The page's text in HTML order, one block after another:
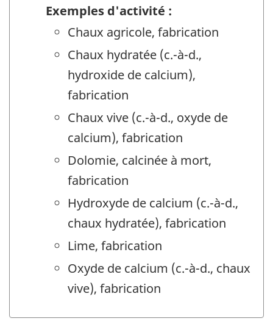
Exemples d'activité :
Chaux agricole, fabrication
Chaux hydratée (c.-à-d.,
hydroxide de calcium),
fabrication
Chaux vive (c.-à-d., oxyde de
calcium), fabrication
Dolomie, calcinée à mort,
fabrication
Hydroxyde de calcium (c.-à-d.,
chaux hydratée), fabrication
Lime, fabrication
Oxyde de calcium (c.-à-d., chaux
vive), fabrication